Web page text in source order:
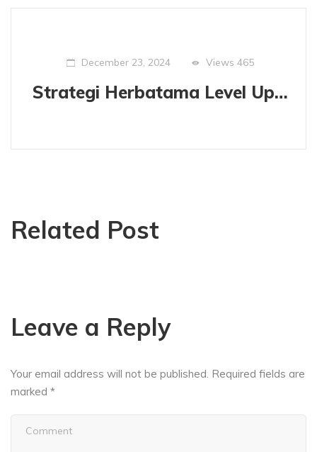
December 23, 2024 Views 465
Strategi Herbatama Level Up CPOTB Full aspek di 2025
Related Post
Leave a Reply
Your email address will not be published. Required fields are
marked *